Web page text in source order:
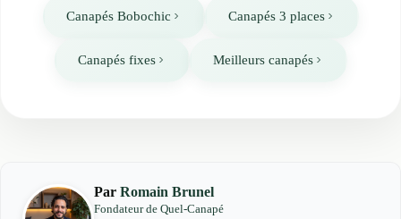
Canapés Bobochic Canapés 3 places
Canapés fixes Meilleurs canapés
Par Romain Brunel
Fondateur de Quel-Canapé